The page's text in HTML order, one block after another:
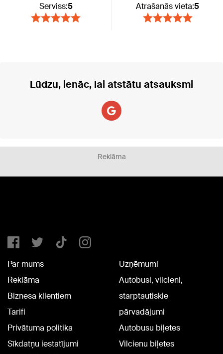
Serviss:5 Atrašanās vieta:5
Lūdzu, ienāc, lai atstātu atsauksmi
Reklāma
Par mums
Reklāma
Biznesa klientiem
Tarifi
Privātuma politika
Sīkdatņu iestatījumi
Uzņēmumi
Autobusi, vilcieni,
starptautiskie
pārvadājumi
Autobusu biļetes
Vilcienu biļetes